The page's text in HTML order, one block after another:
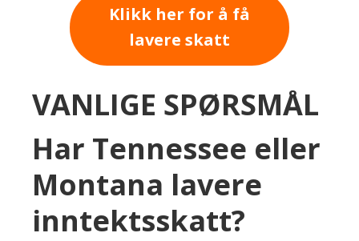
Klikk her for å få
lavere skatt
VANLIGE SPØRSMÅL
Har Tennessee eller
Montana lavere
inntektsskatt?